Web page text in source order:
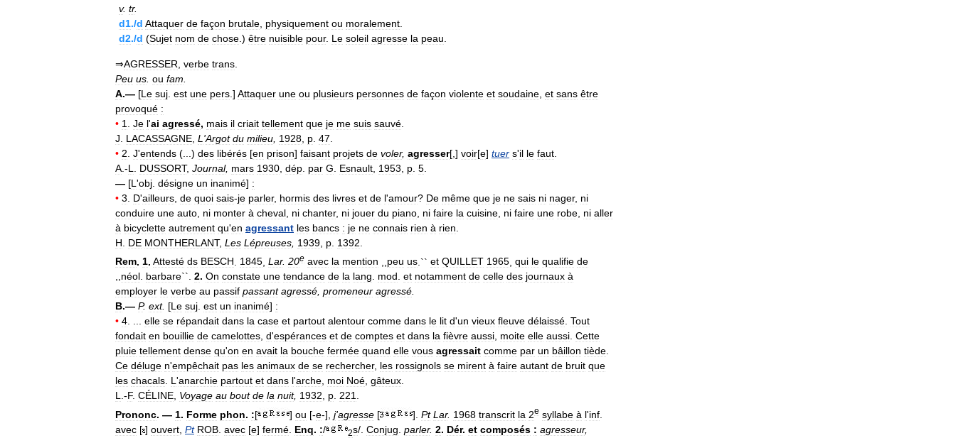
v. tr.
d1./d Attaquer de façon brutale physiquement ou moralement
d2./d (Sujet nom de chose .) être nuisible pour. Le soleil agresse la peau
⇒AGRESSER verbe trans
Peu us ou fam
A.— [Le suj est une pers .] Attaquer une ou plusieurs personnes de façon violente et soudaine et sans être
provoqué :
• 1 Je l'ai agressé, mais il criait tellement que je me suis sauvé
J
LACASSAGNE L 'Argot du milieu 1928 p 47
• 2 J'entends (...) des libérés [en prison] faisant projets de voler, agresser[,] voir[e] tuer s'il le faut
A .-L DUSSORT, Journal, mars 1930 dép par G Esnault 1953 p 5
— [L 'obj désigne un inanimé] :
• 3 D'ailleurs de quoi sais-je parler, hormis des livres et de l'amour? De même que je ne sais ni nager, ni
conduire une auto ni monter à cheval ni chanter, ni jouer du piano ni faire la cuisine ni faire une robe ni aller
à bicyclette autrement qu'en agressant les bancs : je ne connais rien à rien
H
DE MONTHERLANT, Les Lépreuses 1939 p 1392
Rem. 1. Attesté ds BESCH 1845 Lar. 20e avec la mention peu us .`` et QUILLET 1965 qui le qualifie de
,,néol. barbare``. 2. On constate une tendance de la lang. mod. et notamment de celle des journaux à
employer le verbe au passif passant agressé, promeneur agressé.
B.— P. ext. [Le suj. est un inanimé] :
• 4. ... elle se répandait dans la case et partout alentour comme dans le lit d'un vieux fleuve délaissé. Tout
fondait en bouillie de camelottes, d'espérances et de comptes et dans la fièvre aussi, moite elle aussi. Cette
pluie tellement dense qu'on en avait la bouche fermée quand elle vous agressait comme par un bâillon tiède.
Ce déluge n'empêchait pas les animaux de se rechercher, les rossignols se mirent à faire autant de bruit que
les chacals. L'anarchie partout et dans l'arche, moi Noé, gâteux.
L.-F. CÉLINE, Voyage au bout de la nuit, 1932, p. 221.
Prononc. — 1. Forme phon. :[ ] ou [-e-], j'agresse [ ]. Pt Lar. 1968 transcrit la 2e syllabe à l'inf
avec [ ] ouvert Pt ROB avec [e] fermé Enq. :/ 2s/. Conjug parler. 2. Dér. et composés : agresseur,